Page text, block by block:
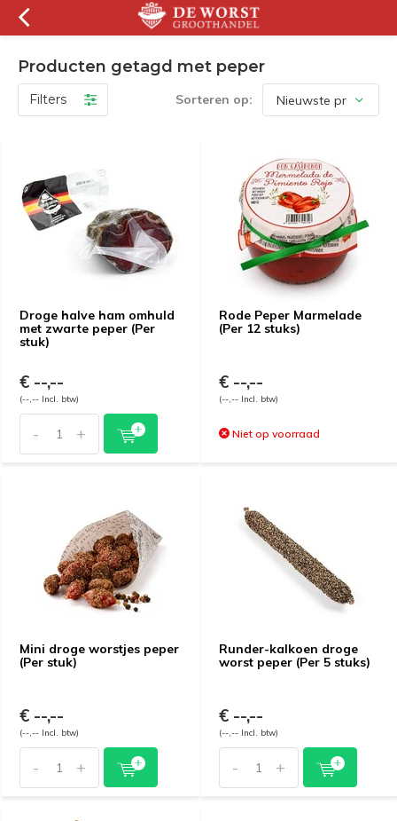
Producten getagd met peper
Filters Sorteren op:
Droge halve ham omhuld
met zwarte peper (Per
stuk)
€ --,--
(--,-- Incl. btw)
- +
Rode Peper Marmelade
(Per 12 stuks)
€ --,--
(--,-- Incl. btw)
Niet op voorraad
Mini droge worstjes peper
(Per stuk)
€ --,--
(--,-- Incl. btw)
- +
Runder-kalkoen droge
worst peper (Per 5 stuks)
€ --,--
(--,-- Incl. btw)
- +